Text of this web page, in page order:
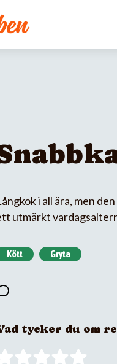
i all ära, men
utmärkt
Kött Gryta
tycker du om